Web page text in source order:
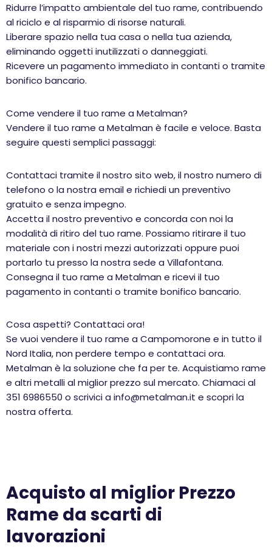
Ridurre l’impatto ambientale del tuo rame, contribuendo
al riciclo e al risparmio di risorse naturali.
Liberare spazio nella tua casa o nella tua azienda,
eliminando oggetti inutilizzati o danneggiati.
Ricevere un pagamento immediato in contanti o tramite
bonifico bancario.
Come vendere il tuo rame a Metalman?
Vendere il tuo rame a Metalman è facile e veloce. Basta
seguire questi semplici passaggi:
Contattaci tramite il nostro sito web, il nostro numero di
telefono o la nostra email e richiedi un preventivo
gratuito e senza impegno.
Accetta il nostro preventivo e concorda con noi la
modalità di ritiro del tuo rame. Possiamo ritirare il tuo
materiale con i nostri mezzi autorizzati oppure puoi
portarlo tu presso la nostra sede a Villafontana.
Consegna il tuo rame a Metalman e ricevi il tuo
pagamento in contanti o tramite bonifico bancario.
Cosa aspetti? Contattaci ora!
Se vuoi vendere il tuo rame a Campomorone e in tutto il
Nord Italia, non perdere tempo e contattaci ora.
Metalman è la soluzione che fa per te. Acquistiamo rame
e altri metalli al miglior prezzo sul mercato. Chiamaci al
351 6986550 o scrivici a info@metalman.it e scopri la
nostra offerta.
Acquisto al miglior Prezzo
Rame da scarti di
lavorazioni